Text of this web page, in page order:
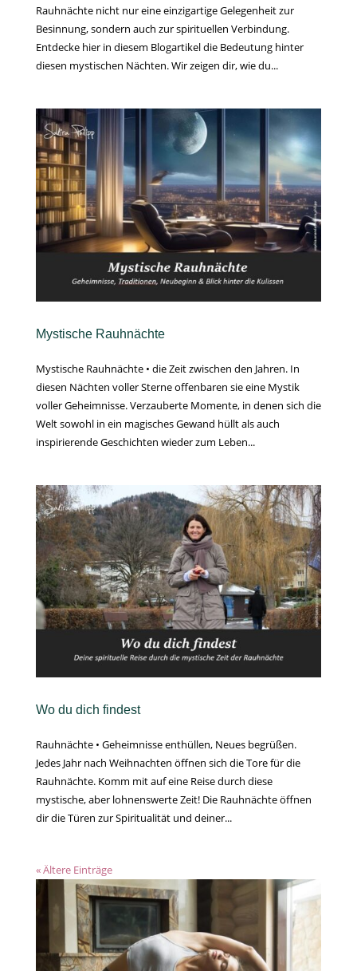
Rauhnächte nicht nur eine einzigartige Gelegenheit zur
Besinnung, sondern auch zur spirituellen Verbindung.
Entdecke hier in diesem Blogartikel die Bedeutung hinter
diesen mystischen Nächten. Wir zeigen dir, wie du...
Mystische Rauhnächte
Mystische Rauhnächte • die Zeit zwischen den Jahren. In
diesen Nächten voller Sterne offenbaren sie eine Mystik
voller Geheimnisse. Verzauberte Momente, in denen sich die
Welt sowohl in ein magisches Gewand hüllt als auch
inspirierende Geschichten wieder zum Leben...
Wo du dich findest
Rauhnächte • Geheimnisse enthüllen, Neues begrüßen.
Jedes Jahr nach Weihnachten öffnen sich die Tore für die
Rauhnächte. Komm mit auf eine Reise durch diese
mystische, aber lohnenswerte Zeit! Die Rauhnächte öffnen
dir die Türen zur Spiritualität und deiner...
« Ältere Einträge